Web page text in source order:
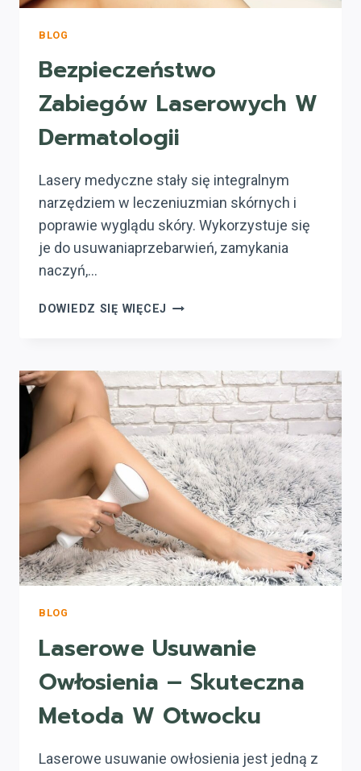
BLOG
Bezpieczeństwo
Zabiegów Laserowych W
Dermatologii
Lasery medyczne stały się integralnym
narzędziem w leczeniuzmian skórnych i
poprawie wyglądu skóry. Wykorzystuje się
je do usuwaniaprzebarwień, zamykania
naczyń,…
DOWIEDZ SIĘ WIĘCEJ BEZPIECZEŃSTWO
DERMATOLOGII
BLOG
Laserowe Usuwanie
Owłosienia – Skuteczna
Metoda W Otwocku
Laserowe usuwanie owłosienia jest jedną z